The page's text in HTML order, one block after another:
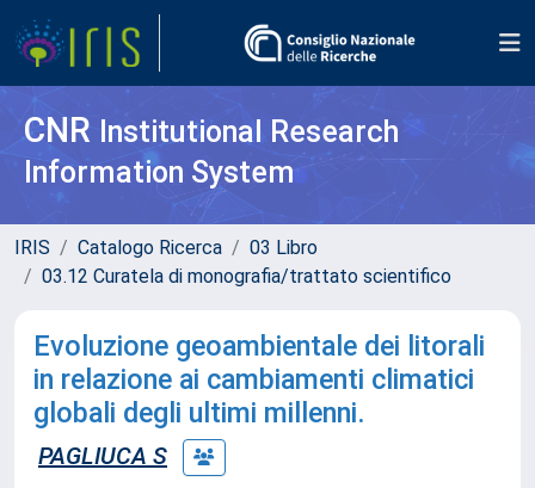
CNR Institutional Research
Information System
IRIS Catalogo Ricerca
03 Libro
03.12 Curatela di monografia/trattato scientifico
Evoluzione geoambientale dei litorali
in relazione ai cambiamenti climatici
globali degli ultimi millenni.
PAGLIUCA S